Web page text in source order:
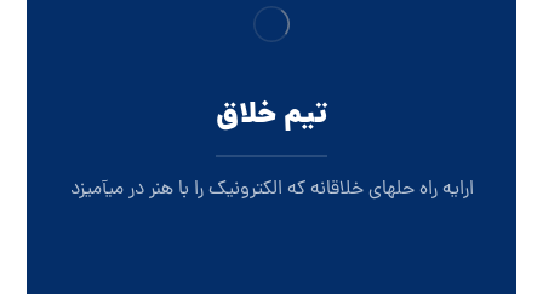
تیم خلاق
ارایه راه حلهای خلاقانه که الکترونیک را با هنر در میآمیزد